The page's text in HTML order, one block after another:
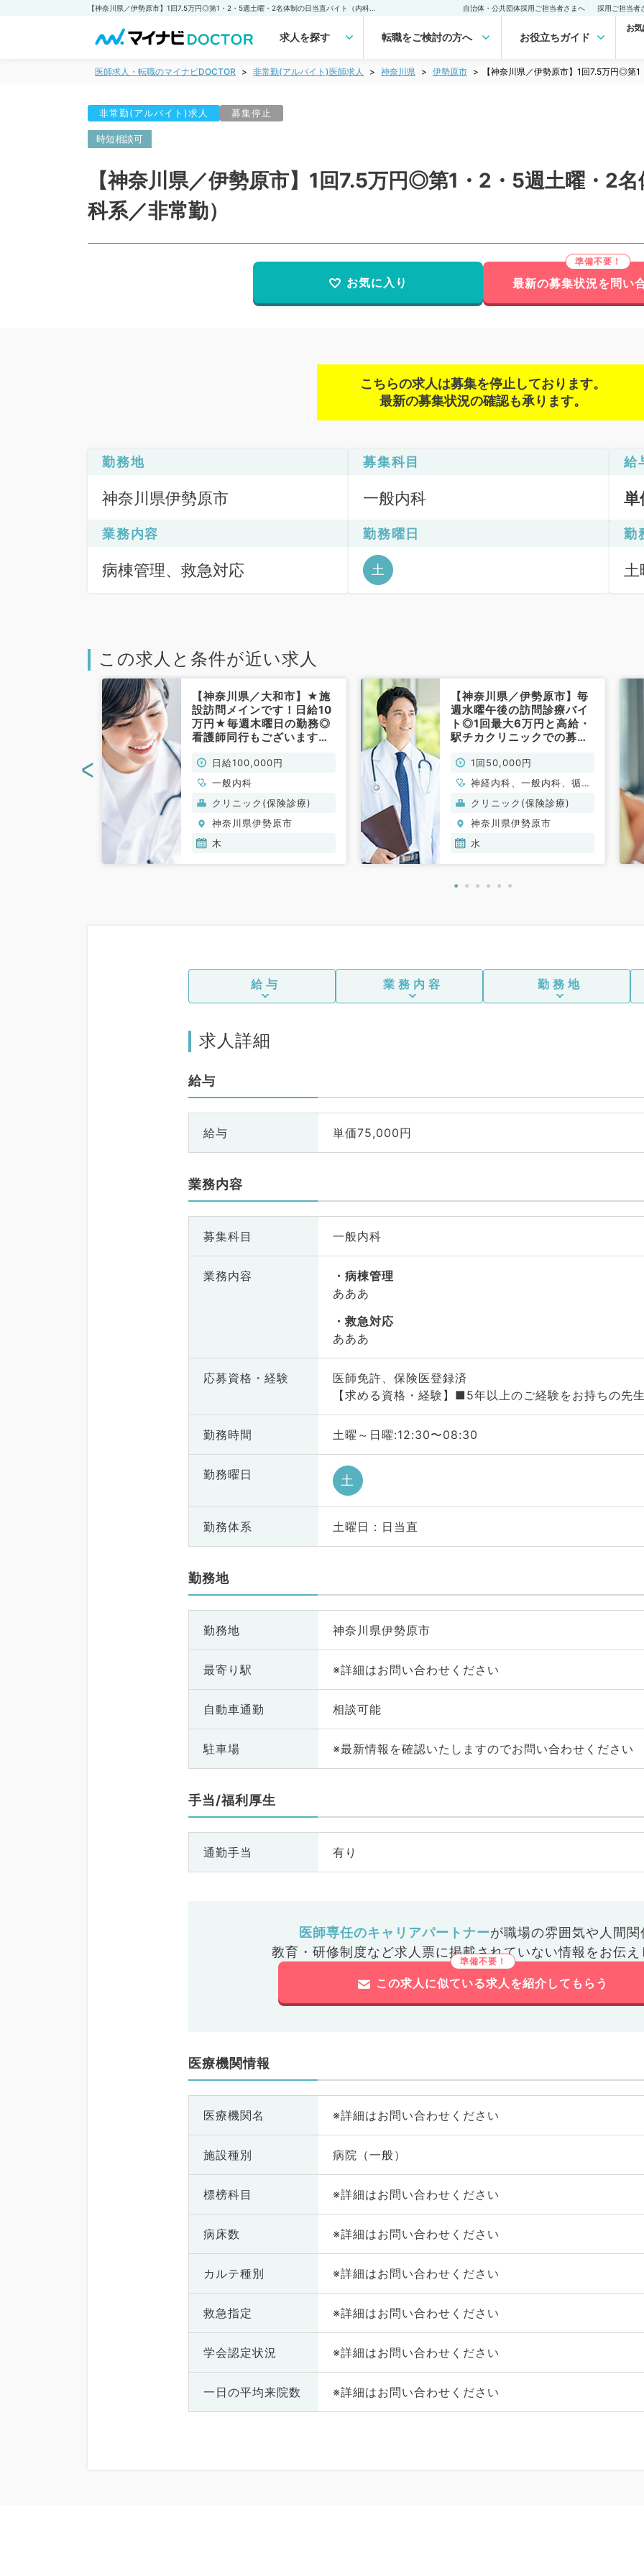
自治体・公共団体採用ご担当者さまへ 採用ご担当者
求人を探す 転職をご検討の方へ お役立ちガイド
お
医師求人・転職のマイナビDOCTOR 非常勤(アルバイト)医師求人 神奈川県 伊勢原市 【神奈川県／伊勢原市】1回7.5万円◎第
非常勤(アルバイト)求人 募集停止
時短相談可
【神奈川県／伊勢原市】1回7.5万円◎第1・2・5週土曜・2
科系／非常勤）
お気に入り 最新の募集状況を問い
こちらの求人は募集を停止しております。
最新の募集状況の確認も承ります。
勤務地
神奈川県伊勢原市
募集科目
一般内科
給
業務内容
病棟管理、救急対応
勤務曜日
土
勤
この求人と条件が近い求人
【神奈川県／大和市】★施
設訪問メインです！日給10
万円★毎週木曜日の勤務◎
看護師同行もございます
日給100,000円
一般内科
クリニック(保険診療)
神奈川県伊勢原市
木
【神奈川県／伊勢原市】毎
週水曜午後の訪問診療バイ
ト◎1回最大6万円と高給・
駅チカクリニックでの募集
1回50,000円
神経内科、一般内科、循環
器内科、呼吸器内科、消化
器内科、内分泌・代謝内
科、腎臓内科、老年内科、
血液内科、膠原病科
クリニック(保険診療)
神奈川県伊勢原市
水
<
給与 業務内容 勤務地
求人詳細
給与
給与 単価75,000円
業務内容
募集科目 一般内科
業務内容
病棟管理
あああ
救急対応
あああ
応募資格・ 経験
医師免許、保険医登録済
【求める資格・経験】■5年以上のご経験をお持ちの先
勤務時間 土曜～日曜:12:30〜08:30
勤務曜日 土
勤務体系 土曜日 : 日当直
勤務地
勤務地 神奈川県伊勢原市
最寄り駅 ※詳細はお問い合わせください
自動車通勤 相談可能
駐車場 ※最新情報を確認いたしますのでお問い合わせください
手当/福利厚生
通勤手当 有り
医師専任のキャリアパートナーが職場の雰囲気や人間関
教育・研修制度など求人票に掲載されていない情報をお伝え
この求人に似ている求人を紹介してもらう
医療機関情報
医療機関名 ※詳細はお問い合わせください
施設種別 病院（一般）
標榜科目 ※詳細はお問い合わせください
病床数 ※詳細はお問い合わせください
カルテ種別 ※詳細はお問い合わせください
救急指定 ※詳細はお問い合わせください
学会認定状況 ※詳細はお問い合わせください
一日の平均来院数 ※詳細はお問い合わせください